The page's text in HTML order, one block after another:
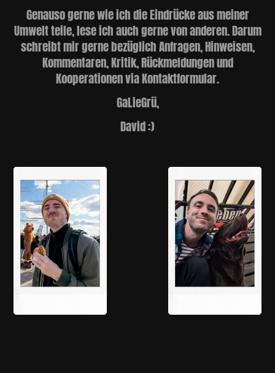
Genauso gerne wie ich die Eindrücke aus meiner
Umwelt teile, lese ich auch gerne von anderen. Darum
schreibt mir gerne bezüglich Anfragen, Hinweisen,
Kommentaren, Kritik, Rückmeldungen und
Kooperationen via Kontaktformular.
GaLieGrü,
David :)